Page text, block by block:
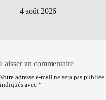
4 août 2026
Laisser un commentaire
Votre adresse e-mail ne sera pas publiée.
indiqués avec *